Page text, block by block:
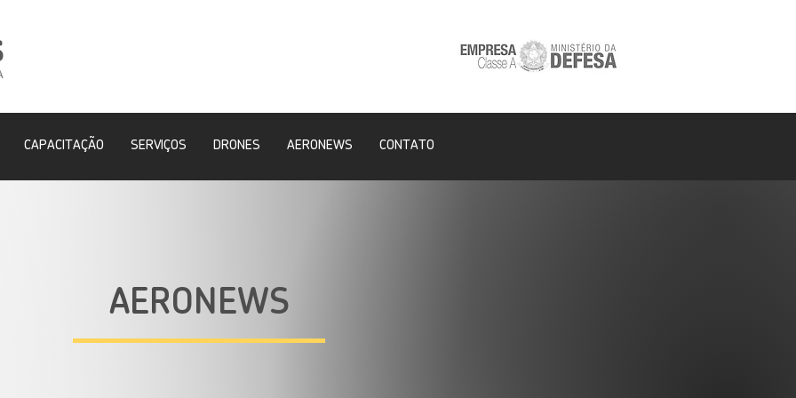
CAPACITAÇÃO SERVIÇOS DRONES AERONEWS CONTATO
AERONEWS